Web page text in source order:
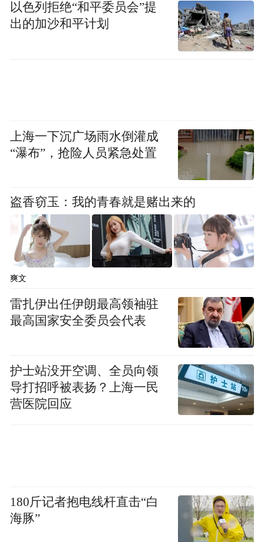
俏美韵精华喷雾
健康的护肤方式，需要自然有效且温和的护
负担。俏美韵始终坚信大自然的馈赠，多年
来一直讲究取之自然、用之自然的护肤理
念，将自然植萃融入护肤密码，植萃养护之
以色列拒绝“和平委员会”提
出的加沙和平计划
上海一下沉广场雨水倒灌成
“瀑布”，抢险人员紧急处置
盗香窃玉：我的青春就是赌出来的
爽文
雷扎伊出任伊朗最高领袖驻
最高国家安全委员会代表
护士站没开空调、全员向领
导打招呼被表扬？上海一民
营医院回应
180斤记者抱电线杆直击“白
海豚”